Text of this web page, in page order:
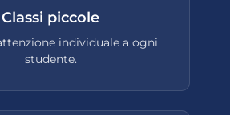
Classi piccole
individuale a ogni
studente.